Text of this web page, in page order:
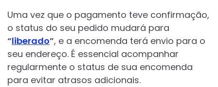
Uma vez que o pagamento teve confirmação,
o status do seu pedido mudará para
“liberado”, e a encomenda terá envio para o
seu endereço. É essencial acompanhar
regularmente o status de sua encomenda
para evitar atrasos adicionais.